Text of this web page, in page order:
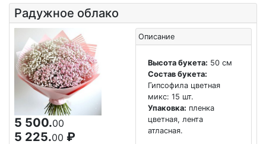
Радужное облако
5 500.00
5 225.00 ₽
Описание
Высота букета: 50 см
Состав букета:
Гипсофила цветная
микс: 15 шт.
Упаковка: пленка
цветная, лента
атласная.